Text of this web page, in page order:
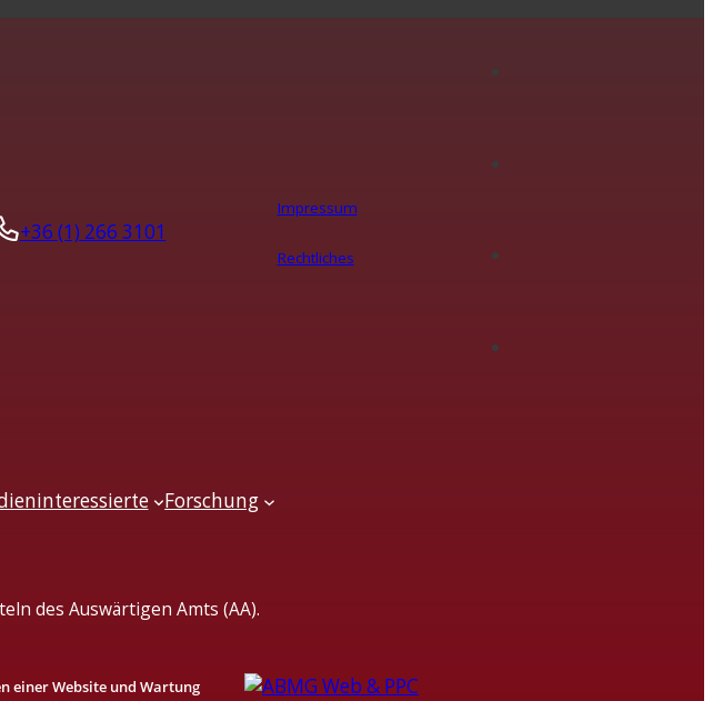
+36 (1) 266 3101
Impressum
Rechtliches
Forschung
des Auswärtigen Amts (AA).
einer Website und Wartung